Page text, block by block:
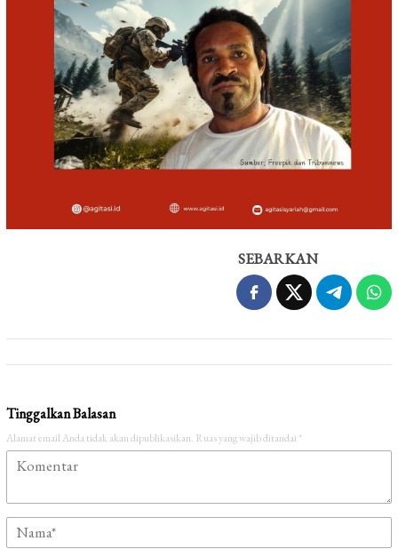
SEBARKAN
Tinggalkan Balasan
Alamat email Anda tidak akan dipublikasikan. Ruas yang wajib ditandai *